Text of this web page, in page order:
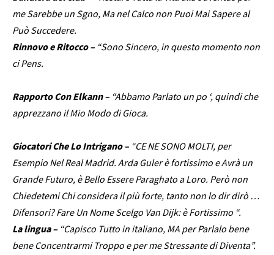
me Sarebbe un Sgno, Ma nel Calco non Puoi Mai Sapere al
Può Succedere.
Rinnovo e Ritocco – “Sono Sincero, in questo momento non
ci Pens.
Rapporto Con Elkann – “Abbamo Parlato un po ‘, quindi che
apprezzano il Mio Modo di Gioca.
Giocatori Che Lo Intrigano – “CE NE SONO MOLTI, per
Esempio Nel Real Madrid. Arda Guler è fortissimo e Avrà un
Grande Futuro, è Bello Essere Paraghato a Loro. Però non
Chiedetemi Chi considera il più forte, tanto non lo dir dirò …
Difensori? Fare Un Nome Scelgo Van Dijk: è Fortissimo “.
La lingua – “Capisco Tutto in italiano, MA per Parlalo bene
bene Concentrarmi Troppo e per me Stressante di Diventa”.